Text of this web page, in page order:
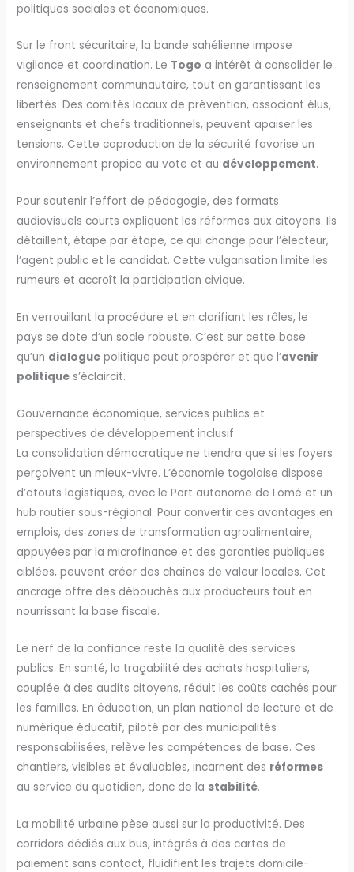
politiques sociales et économiques.
Sur le front sécuritaire, la bande sahélienne impose
vigilance et coordination. Le Togo a intérêt à consolider le
renseignement communautaire, tout en garantissant les
libertés. Des comités locaux de prévention, associant élus,
enseignants et chefs traditionnels, peuvent apaiser les
tensions. Cette coproduction de la sécurité favorise un
environnement propice au vote et au développement.
Pour soutenir l’effort de pédagogie, des formats
audiovisuels courts expliquent les réformes aux citoyens. Ils
détaillent, étape par étape, ce qui change pour l’électeur,
l’agent public et le candidat. Cette vulgarisation limite les
rumeurs et accroît la participation civique.
En verrouillant la procédure et en clarifiant les rôles, le
pays se dote d’un socle robuste. C’est sur cette base
qu’un dialogue politique peut prospérer et que l’avenir
politique s’éclaircit.
Gouvernance économique, services publics et
perspectives de développement inclusif
La consolidation démocratique ne tiendra que si les foyers
perçoivent un mieux-vivre. L’économie togolaise dispose
d’atouts logistiques, avec le Port autonome de Lomé et un
hub routier sous-régional. Pour convertir ces avantages en
emplois, des zones de transformation agroalimentaire,
appuyées par la microfinance et des garanties publiques
ciblées, peuvent créer des chaînes de valeur locales. Cet
ancrage offre des débouchés aux producteurs tout en
nourrissant la base fiscale.
Le nerf de la confiance reste la qualité des services
publics. En santé, la traçabilité des achats hospitaliers,
couplée à des audits citoyens, réduit les coûts cachés pour
les familles. En éducation, un plan national de lecture et de
numérique éducatif, piloté par des municipalités
responsabilisées, relève les compétences de base. Ces
chantiers, visibles et évaluables, incarnent des réformes
au service du quotidien, donc de la stabilité.
La mobilité urbaine pèse aussi sur la productivité. Des
corridors dédiés aux bus, intégrés à des cartes de
paiement sans contact, fluidifient les trajets domicile-